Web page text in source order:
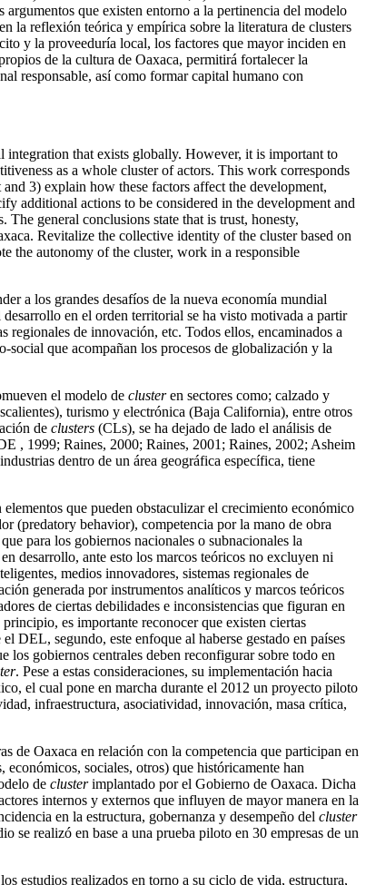
que existen entorno a la pertinencia del modelo
la reflexión teórica y empírica sobre la literatura de clusters
y la proveeduría local, los factores que mayor inciden en
de la cultura de Oaxaca, permitirá fortalecer la
responsable, así como formar capital humano con
integration that exists globally. However, it is important to
as a whole cluster of actors. This work corresponds
3) explain how these factors affect the development,
additional actions to be considered in the development and
general conclusions state that is trust, honesty,
Revitalize the collective identity of the cluster based on
the autonomy of the cluster, work in a responsible
a los grandes desafíos de la nueva economía mundial
en el orden territorial se ha visto motivada a partir
regionales de innovación, etc. Todos ellos, encaminados a
social que acompañan los procesos de globalización y la
el modelo de clusteren sectores como; calzado y
turismo y electrónica (Baja California), entre otros
de clusters (CLs), se ha dejado de lado el análisis de
, 1999; Raines, 2000; Raines, 2001; Raines, 2002; Asheim
dentro de un área geográfica específica, tiene
que pueden obstaculizar el crecimiento económico
(predatory behavior), competencia por la mano de obra
para los gobiernos nacionales o subnacionales la
desarrollo, ante esto los marcos teóricos no excluyen ni
medios innovadores, sistemas regionales de
generada por instrumentos analíticos y marcos teóricos
de ciertas debilidades e inconsistencias que figuran en
es importante reconocer que existen ciertas
DEL, segundo, este enfoque al haberse gestado en países
los gobiernos centrales deben reconfigurar sobre todo en
. Pese a estas consideraciones, su implementación hacia
el cual pone en marcha durante el 2012 un proyecto piloto
infraestructura, asociatividad, innovación, masa crítica,
de Oaxaca en relación con la competencia que participan en
sociales, otros) que históricamente han
de clusterimplantado por el Gobierno de Oaxaca. Dicha
internos y externos que influyen de mayor manera en la
en la estructura, gobernanza y desempeño del cluster
se realizó en base a una prueba piloto en 30 empresas de un
estudios realizados en torno a su ciclo de vida, estructura,